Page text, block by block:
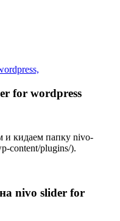
for wordpress
и кидаем папку nivo-
content/plugins/).
nivo slider for